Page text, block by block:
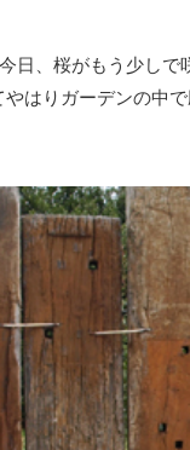
日、桜がもう少しで
はりガーデンの中